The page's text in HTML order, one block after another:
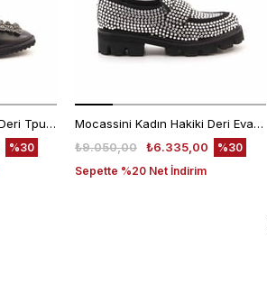
Mocassini Kadın Hakiki Deri Tpu Taban Siyah Günlük Ayakkabı
%30
Mocassini Kadın Hakiki Deri Eva Taban Beyaz Günlük Ayakkabı
₺6.335,00
₺9.050,00
Sepette %20 Net İndirim
%30